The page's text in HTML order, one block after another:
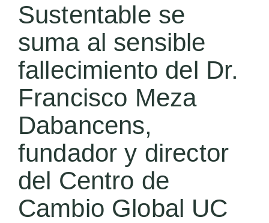
Sustentable se
suma al sensible
fallecimiento del Dr.
Francisco Meza
Dabancens,
fundador y director
del Centro de
Cambio Global UC